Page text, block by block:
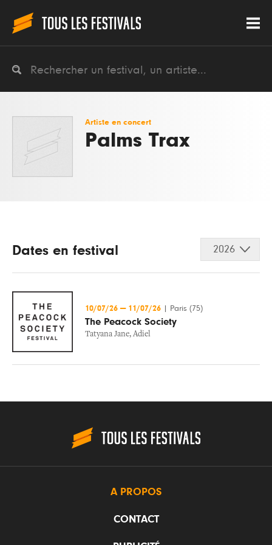
Artiste en concert
Palms Trax
Dates en festival 2026
10/07/26 — 11/07/26 Paris (75)
The Peacock Society
Tatyana Jane, Adiel
A PROPOS
CONTACT